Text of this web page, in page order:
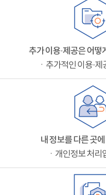
추가 이용·제공은 어떻
ㆍ추가적인 이용·제
내 정보를 다른 곳
ㆍ개인정보 처리